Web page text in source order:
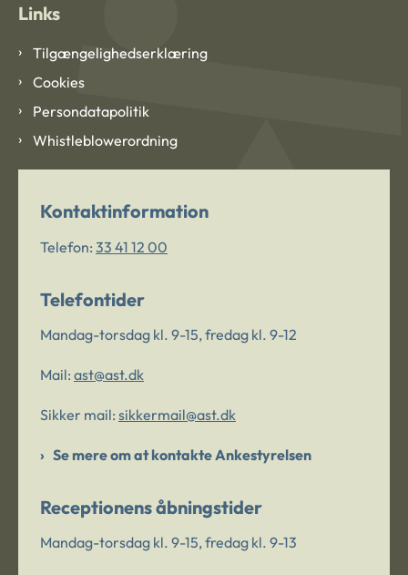
Links
Tilgængelighedserklæring
Cookies
Persondatapolitik
Whistleblowerordning
Kontaktinformation
Telefon: 33 41 12 00
Telefontider
Mandag-torsdag kl. 9-15, fredag kl. 9-12
Mail: ast@ast.dk
Sikker mail: sikkermail@ast.dk
Se mere om at kontakte Ankestyrelsen
Receptionens åbningstider
Mandag-torsdag kl. 9-15, fredag kl. 9-13